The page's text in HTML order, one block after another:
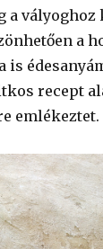
a vályoghoz
a
is
recept
emlékeztet.